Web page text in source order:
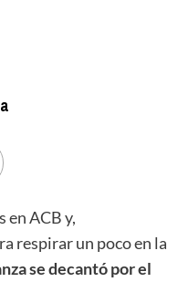
ACB y,
respirar un poco en la
se decantó por el